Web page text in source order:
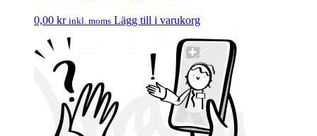
0,00 kr inkl. moms Lägg till i varukorg